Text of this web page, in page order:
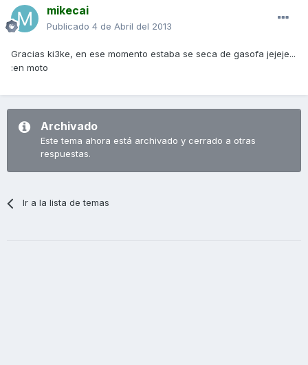
mikecai
Publicado 4 de Abril del 2013
Gracias ki3ke, en ese momento estaba se seca de gasofa jejeje...
:en moto
Archivado
Este tema ahora está archivado y cerrado a otras
respuestas.
Ir a la lista de temas